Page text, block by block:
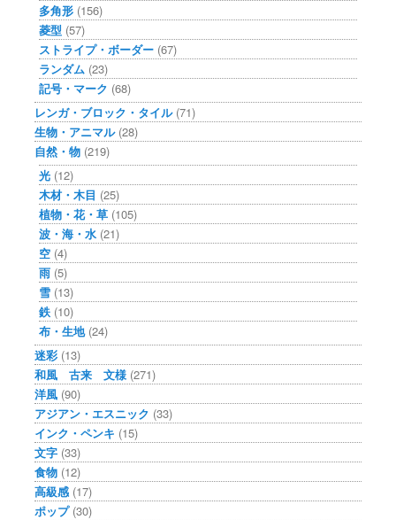
多角形 (156)
菱型 (57)
ストライプ・ボーダー (67)
ランダム (23)
記号・マーク (68)
レンガ・ブロック・タイル(71)
生物・アニマル(28)
自然・物 (219)
光 (12)
木材・木目 (25)
植物・花・草 (105)
波・海・水 (21)
空 (4)
雨 (5)
雪 (13)
鉄 (10)
布・生地(24)
迷彩 (13)
和風 古来 文様 (271)
洋風 (90)
アジアン・エスニック (33)
インク・ペンキ (15)
文字 (33)
食物 (12)
高級感 (17)
ポップ(30)